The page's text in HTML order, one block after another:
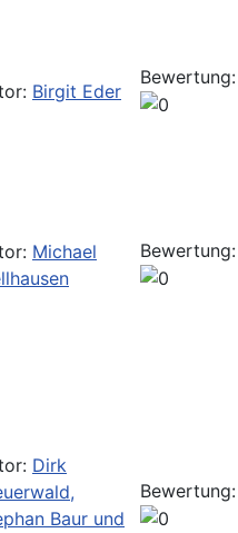
Birgit Eder
Bewertung:
Michael
Bewertung:
Dirk
Baur und
Bewertung: